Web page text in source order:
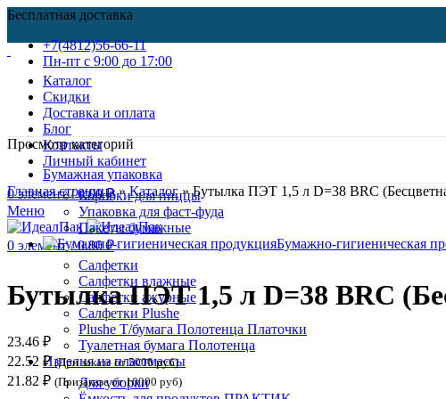
Бесплатная доставка
+7(4812)56-66-11
Пн-пт c 9:00 до 17:00
Каталог
Скидки
Доставка и оплата
Блог
Контакты
Личный кабинет
0элемент / 0.00₽
Меню
0 элемент / 0.00₽
Просмотр категорий
Бумажная упаковка
Коробки для пиццы
Упаковка для фаст-фуда
Пакеты бумажные
Бумажно-гигиеническая
Салфетки
Салфетки влажные
Салфетки ажурные
Салфетки Plushe
Plushe Т/бумага Полотенца Платочки
Туалетная бумага Полотенца
Изделия из пластмассы
Для уборки
Главная страница»Каталог»Бутылка ПЭТ 1,5 л D=38 BRC
Нажмите, чтобы увеличить
Бутылка ПЭТ 1,5 л D=38 BRC
23.46 ₽
22.52 ₽ (При заказе от 5000 руб)
21.82 ₽ (Призаказе от 10000 руб)